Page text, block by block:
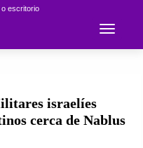
escritorio
Toggle
israelíes
cerca de Nablus